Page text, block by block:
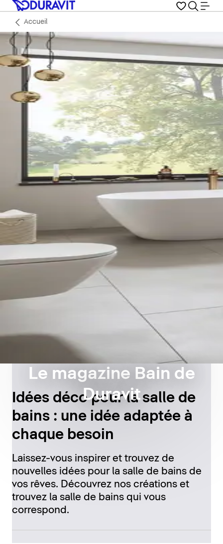
Accueil
Le magazine Bain de
Duravit
Idées déco pour la salle de
bains : une idée adaptée à
chaque besoin
Laissez-vous inspirer et trouvez de
nouvelles idées pour la salle de bains de
vos rêves. Découvrez nos créations et
trouvez la salle de bains qui vous
correspond.